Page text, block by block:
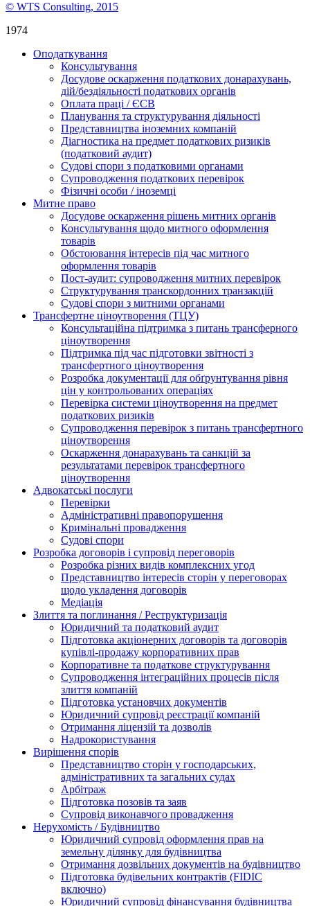
© WTS Consulting, 2015
1974
Оподаткування
Консультування
Досудове оскарження податкових донарахувань,
дій/бездіяльності податкових органів
Оплата праці / ЄСВ
Планування та структурування діяльності
Представництва іноземних компаній
Діагностика на предмет податкових ризиків
(податковий аудит)
Судові спори з податковими органами
Супроводження податкових перевірок
Фізичні особи / іноземці
Митне право
Досудове оскарження рішень митних органів
Консультування щодо митного оформлення
товарів
Обстоювання інтересів під час митного
оформлення товарів
Пост-аудит: супроводження митних перевірок
Структурування транскордонних транзакцій
Судові спори з митними органами
Трансфертне ціноутворення (ТЦУ)
Консультаційна підтримка з питань трансферного
ціноутворення
Підтримка під час підготовки звітності з
трансфертного ціноутворення
Розробка документації для обґрунтування рівня
цін у контрольованих операціях
Перевірка системи ціноутворення на предмет
податкових ризиків
Супроводження перевірок з питань трансфертного
ціноутворення
Оскарження донарахувань та санкцій за
результатами перевірок трансфертного
ціноутворення
Адвокатські послуги
Перевірки
Адміністративні правопорушення
Кримінальні провадження
Судові спори
Розробка договорів і супровід переговорів
Розробка різних видів комплексних угод
Представництво інтересів сторін у переговорах
щодо укладення договорів
Медіація
Злиття та поглинання / Реструктуризація
Юридичний та податковий аудит
Підготовка акціонерних договорів та договорів
купівлі-продажу корпоративних прав
Корпоративне та податкове структурування
Супроводження інтеграційних процесів після
злиття компаній
Підготовка установчих документів
Юридичний супровід реєстрації компаній
Отримання ліцензій та дозволів
Надрокористування
Вирішення спорів
Представництво сторін у господарських,
адміністративних та загальних судах
Арбітраж
Підготовка позовів та заяв
Супровід виконавчого провадження
Нерухомість / Будівництво
Юридичний супровід оформлення прав на
земельну ділянку для будівництва
Отримання дозвільних документів на будівництво
Підготовка будівельних контрактів (FIDIC
включно)
Юридичний супровід фінансування будівництва